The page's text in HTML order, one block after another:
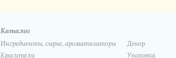
Каталог
Ингредиенты, сырье, ароматизаторы
Красители
Декор
Упаковка